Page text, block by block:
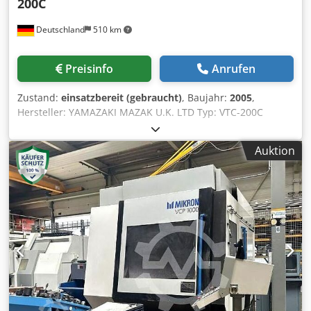
Deutschland 510 km
200C
Preisinfo Anrufen
Zustand: einsatzbereit (gebraucht), Baujahr: 2005,
Hersteller: YAMAZAKI MAZAK U.K. LTD Typ: VTC-200C
Baujahr: 2005 Steuerung: Mazatrol 640 M
Maschinengewicht ca.: 8.260 kg Werkzeugaufnahme: SK 40
x-Weg: 1.660 mm y-Weg: 510 mm z-Weg: 510 mm
Drehzahlbereich: 12.000 U/min Tischgröße: 2.000 × 510
mm Dsdpfx Aioxk U R Nj Tjkr Anzahl der Werkzeuge im
Magazin: 24 Plätze
Auktion